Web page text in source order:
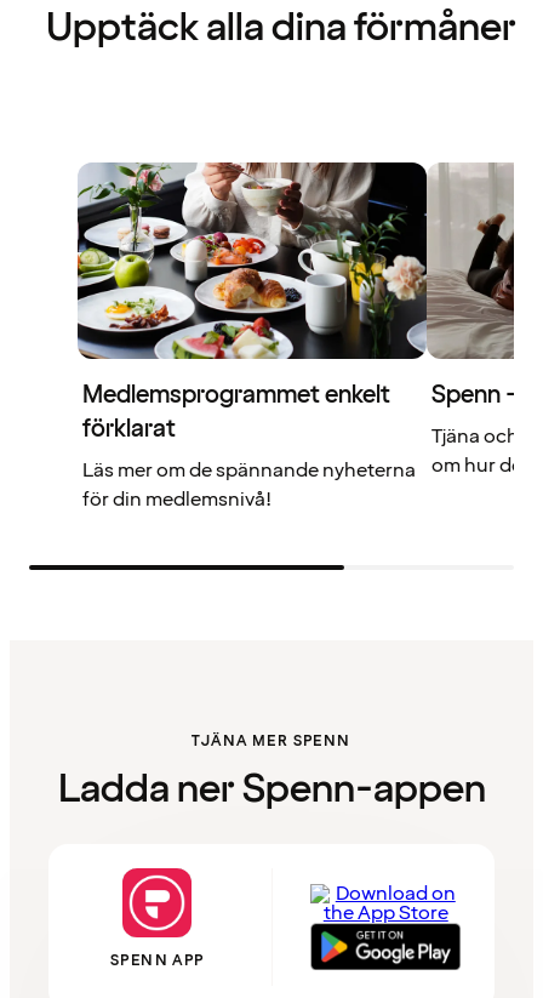
Upptäck alla dina förmåner
Medlemsprogrammet enkelt
förklarat
Läs mer om de spännande nyheterna
för din medlemsnivå!
Spenn –
Tjäna och
om hur det
TJÄNA MER SPENN
Ladda ner Spenn-appen
SPENN APP